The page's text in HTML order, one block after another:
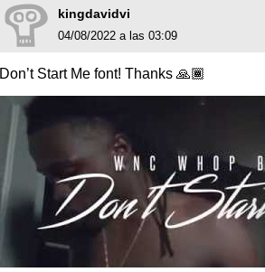
kingdavidvi
04/08/2022 a las 03:09
Don’t Start Me font! Thanks 🙏🏾